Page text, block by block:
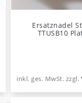
Ersatznadel
TTUSB10
inkl. ges. MwSt. zzgl.